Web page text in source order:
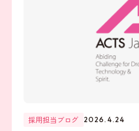
採用担当ブログ 2026.4.24